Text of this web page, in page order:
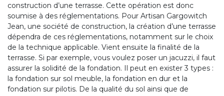
construction d’une terrasse. Cette opération est donc
soumise à des réglementations. Pour Artisan Gargowitch
Jean, une société de construction, la création d’une terrasse
dépendra de ces réglementations, notamment sur le choix
de la technique applicable. Vient ensuite la finalité de la
terrasse. Si par exemple, vous voulez poser un jacuzzi, il faut
assurer la solidité de la fondation. Il peut en exister 3 types :
la fondation sur sol meuble, la fondation en dur et la
fondation sur pilotis. De la qualité du sol ainsi que de